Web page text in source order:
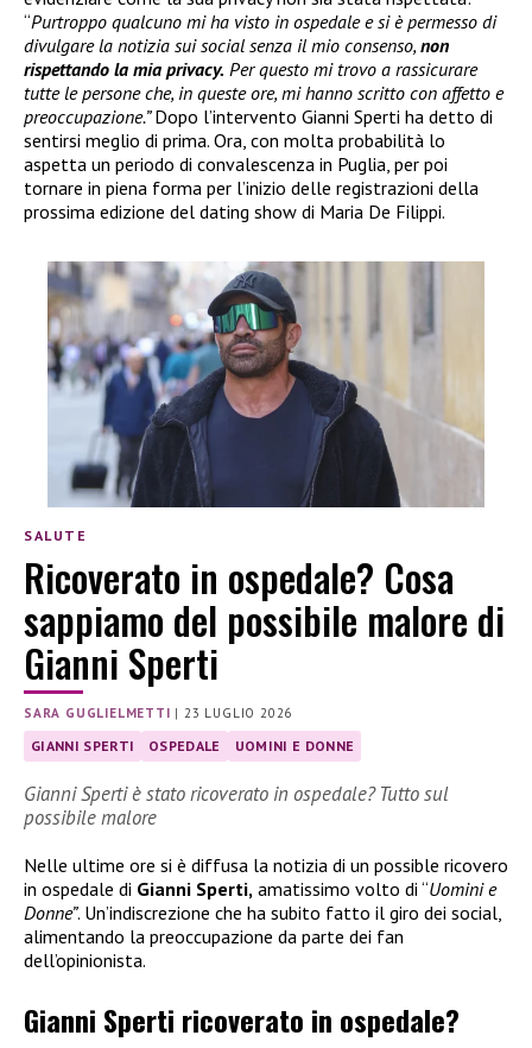
“Purtroppo qualcuno mi ha visto in ospedale e si è permesso di
divulgare la notizia sui social senza il mio consenso, non
rispettando la mia privacy. Per questo mi trovo a rassicurare
tutte le persone che, in queste ore, mi hanno scritto con affetto e
preoccupazione.”Dopo l’intervento Gianni Sperti ha detto di
sentirsi meglio di prima. Ora, con molta probabilità lo
aspetta un periodo di convalescenza in Puglia, per poi
tornare in piena forma per l’inizio delle registrazioni della
prossima edizione del dating show di Maria De Filippi.
SALUTE
Ricoverato in ospedale? Cosa
sappiamo del possibile malore di
Gianni Sperti
SARA GUGLIELMETTI | 23 LUGLIO 2026
GIANNI SPERTI OSPEDALE UOMINI E DONNE
Gianni Sperti è stato ricoverato in ospedale? Tutto sul
possibile malore
Nelle ultime ore si è diffusa la notizia di un possible ricovero
in ospedale di Gianni Sperti, amatissimo volto di “Uomini e
Donne”. Un’indiscrezione che ha subito fatto il giro dei social,
alimentando la preoccupazione da parte dei fan
dell’opinionista.
Gianni Sperti ricoverato in ospedale?